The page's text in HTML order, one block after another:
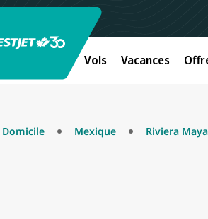
Vols Vacances
Domicile Mexique Riviera Maya